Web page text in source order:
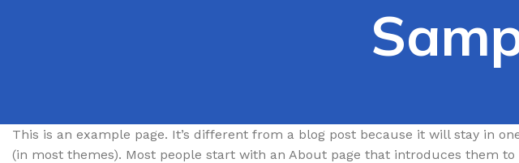
This is an example page. It’s different from a blog post because it will stay in
(in most themes). Most people start with an About page that introduces them